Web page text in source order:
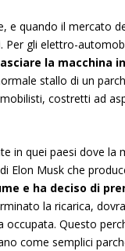
e quando il mercato
Per gli elettro-
la macchina
stallo di un
costretti ad
in quei paesi dove la
Elon Musk che
e ha deciso di
la ricarica,
Questo
come semplici